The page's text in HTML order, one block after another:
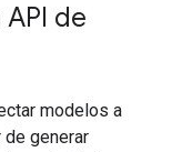
de
modelos a
de generar